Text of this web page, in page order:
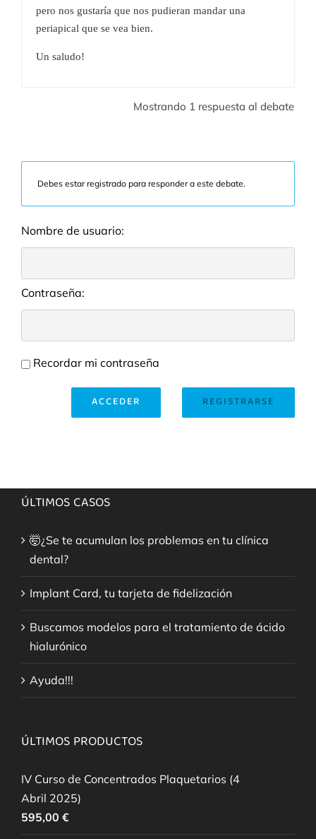
pero nos gustaría que nos pudieran mandar una
periapical que se vea bien.
Un saludo!
Mostrando 1 respuesta al debate
Debes estar registrado para responder a este debate.
Nombre de usuario:
Contraseña:
Recordar mi contraseña
REGISTRARSE
ACCEDER
ÚLTIMOS CASOS
🤯¿Se te acumulan los problemas en tu clínica
dental?
Implant Card, tu tarjeta de fidelización
Buscamos modelos para el tratamiento de ácido
hialurónico
Ayuda!!!
ÚLTIMOS PRODUCTOS
IV Curso de Concentrados Plaquetarios (4
Abril 2025)
595,00 €